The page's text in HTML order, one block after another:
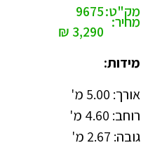
מק"ט:9675
מחיר:
₪ 3,290
מידות:
אורך: 5.00 מ'
רוחב: 4.60 מ'
גובה: 2.67 מ'